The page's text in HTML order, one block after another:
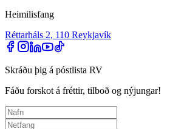
Heimilisfang
Réttarháls 2, 110 Reykjavík
Skráðu þig á póstlista RV
Fáðu forskot á fréttir, tilboð og nýjungar!